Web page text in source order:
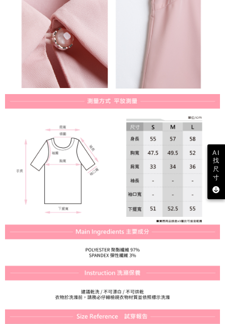
にご連絡ください。上記に示した個人情報を、必要な購入注文書とあわせ
てAFTEEにご提供いただく、またはAFTEEにあなたの個人情報の収集、処
理、利用を許可することににご同意いただけない場合は、当サービスを選
択しないでください。
AI
找
尺
寸